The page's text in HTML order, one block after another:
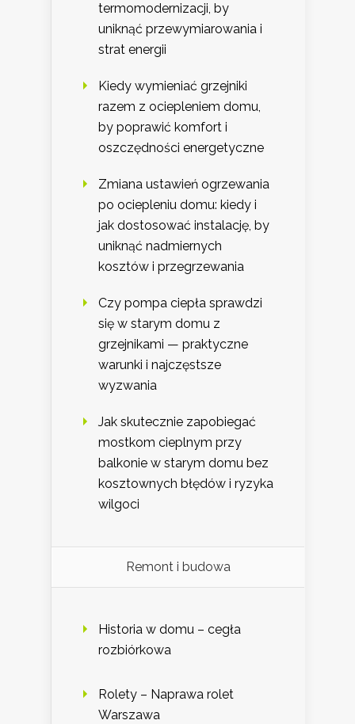
termomodernizacji, by
uniknąć przewymiarowania i
strat energii
Kiedy wymieniać grzejniki
razem z ociepleniem domu,
by poprawić komfort i
oszczędności energetyczne
Zmiana ustawień ogrzewania
po ociepleniu domu: kiedy i
jak dostosować instalację, by
uniknąć nadmiernych
kosztów i przegrzewania
Czy pompa ciepła sprawdzi
się w starym domu z
grzejnikami — praktyczne
warunki i najczęstsze
wyzwania
Jak skutecznie zapobiegać
mostkom cieplnym przy
balkonie w starym domu bez
kosztownych błędów i ryzyka
wilgoci
Remont i budowa
Historia w domu – cegła
rozbiórkowa
Rolety – Naprawa rolet
Warszawa